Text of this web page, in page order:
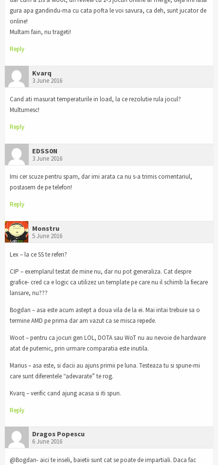
gura apa gandindu-ma cu cata pofta le voi savura, ca deh, sunt jucator de
online!
Multam fain, nu trageti!
Reply
Kvarq
3 June 2016
Cand ati masurat temperaturile in load, la ce rezolutie rula jocul?
Multumesc!
Reply
EDSS0N
3 June 2016
Imi cer scuze pentru spam, dar imi arata ca nu s-a trimis comentariul,
postasem de pe telefon!
Reply
Monstru
5 June 2016
Lex – la ce SS te referi?
CIP – exemplarul testat de mine nu, dar nu pot generaliza. Cat despre
grafice- cred ca e logic ca utilizez un template pe care nu il schimb la fiecare
lansare, nu???
Bogdan – asa este acum astept a doua vila de la ei. Mai intai trebuie sa o
termine AMD pe prima dar am vazut ca se misca repede.
Woot – pentru ca jocuri gen LOL, DOTA sau WoT nu au nevoie de hardware
atat de puternic, prin urmare comparatia este inutila.
Marius – asa este, si dacii au ajuns primii pe luna. Testeaza tu si spune-mi
care sunt diferentele “adevarate” te rog.
Kvarq – verific cand ajung acasa si iti spun.
Reply
Dragos Popescu
6 June 2016
@Bogdan- aici te inseli, baietii sunt cat se poate de impartiali. Daca fac